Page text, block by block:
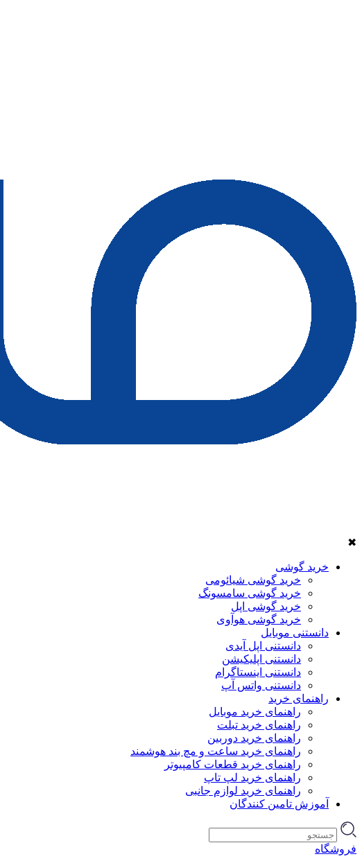
✖
خرید گوشی
خرید گوشی شیائومی
خرید گوشی سامسونگ
خرید گوشی اپل
خرید گوشی هوآوی
دانستنی موبایل
دانستنی اپل آیدی
دانستنی اپلیکیشن
دانستنی اینستاگرام
دانستنی واتس آپ
راهنمای خرید
راهنمای خرید موبایل
راهنمای خرید تبلت
راهنمای خرید دوربین
راهنمای خرید ساعت و مچ بند هوشمند
راهنمای خرید قطعات کامپیوتر
راهنمای خرید لپ تاپ
راهنمای خرید لوازم جانبی
آموزش تامین کنندگان
فروشگاه